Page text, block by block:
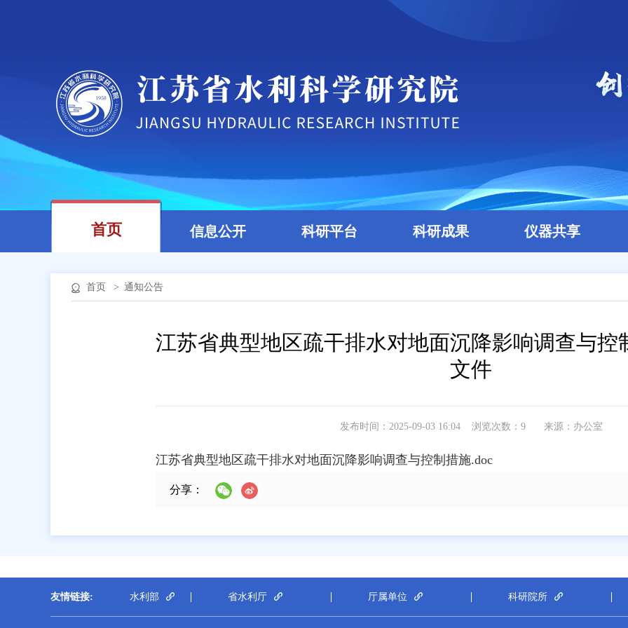
首页 信息公开 科研平台 科研成果 仪器共享
首页 > 通知公告
江苏省典型地区疏干排水对地面沉降影响调查与控
文件
发布时间：2025-09-03 16:04 浏览次数： 9 来源：办公室
江苏省典型地区疏干排水对地面沉降影响调查与控制措施.doc
分享：
友情链接: 水利部 省水利厅 厅属单位 科研院所